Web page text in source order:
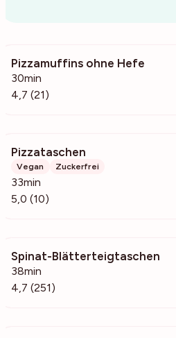
Pizzamuffins ohne Hefe
30min
4,7 (21)
Pizzataschen
Vegan Zuckerfrei
33min
5,0 (10)
Spinat-Blätterteigtaschen
38min
4,7 (251)